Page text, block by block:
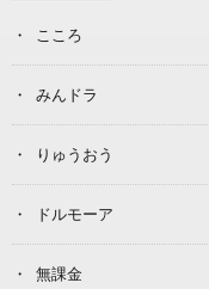
こころ
みんドラ
りゅうおう
ドルモーア
無課金